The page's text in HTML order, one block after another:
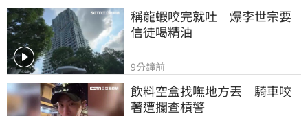
稱龍蝦咬完就吐　爆李世宗要
信徒喝精油
9分鐘前
飲料空盒找嘸地方丟　騎車咬
著遭攔查槓警